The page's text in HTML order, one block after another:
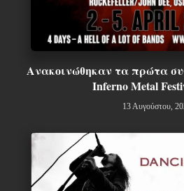
Ανακοινώθηκαν τα πρώτα
Inferno Metal
13 Αυγούστου,